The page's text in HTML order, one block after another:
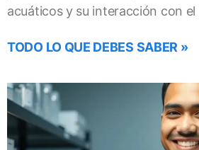
acuáticos y su interacción con
TODO LO QUE DEBES SABER »